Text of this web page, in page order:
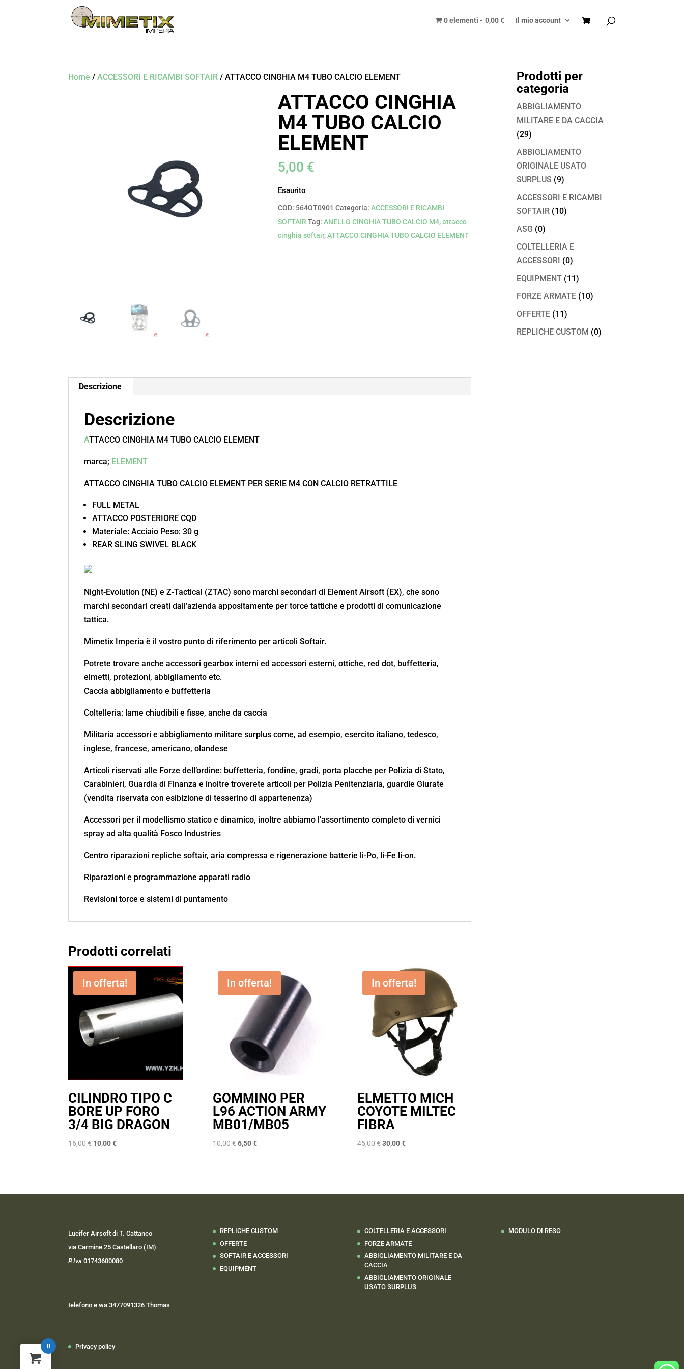
0 elementi 0,00 € Il mio account
Home /ACCESSORI E RICAMBI SOFTAIR / ATTACCO CINGHIA M4 TUBO CALCIO ELEMENT
ATTACCO CINGHIA
M4 TUBO CALCIO
ELEMENT
5,00 €
Esaurito
COD: 564OT0901 Categoria:ACCESSORI E RICAMBI
SOFTAIR Tag:ANELLO CINGHIA TUBO CALCIO M4,attacco
cinghia softair,ATTACCO CINGHIA TUBO CALCIO ELEMENT
Descrizione
Descrizione
ATTACCO CINGHIA M4 TUBO CALCIO ELEMENT
marca; ELEMENT
ATTACCO CINGHIA TUBO CALCIO ELEMENT PER SERIE M4 CON CALCIO RETRATTILE
FULL METAL
ATTACCO POSTERIORE CQD
Materiale: Acciaio Peso: 30 g
REAR SLING SWIVEL BLACK
Night-Evolution (NE) e Z-Tactical (ZTAC) sono marchi secondari di Element Airsoft (EX), che sono
marchi secondari creati dall’azienda appositamente per torce tattiche e prodotti di comunicazione
tattica.
Mimetix Imperia è il vostro punto di riferimento per articoli Softair.
Potrete trovare anche accessori gearbox interni ed accessori esterni, ottiche, red dot, buffetteria,
elmetti, protezioni, abbigliamento etc.
Caccia abbigliamento e buffetteria
Coltelleria: lame chiudibili e fisse, anche da caccia
Militaria accessori e abbigliamento militare surplus come, ad esempio, esercito italiano, tedesco,
inglese, francese, americano, olandese
Articoli riservati alle Forze dell’ordine: buffetteria, fondine, gradi, porta placche per Polizia di Stato,
Carabinieri, Guardia di Finanza e inoltre troverete articoli per Polizia Penitenziaria, guardie Giurate
(vendita riservata con esibizione di tesserino di appartenenza)
Accessori per il modellismo statico e dinamico, inoltre abbiamo l’assortimento completo di vernici
spray ad alta qualità Fosco Industries
Centro riparazioni repliche softair, aria compressa e rigenerazione batterie li-Po, li-Fe li-on.
Riparazioni e programmazione apparati radio
Revisioni torce e sistemi di puntamento
Prodotti correlati
In offerta!
CILINDRO TIPO C
BORE UP FORO
3/4 BIG DRAGON
16,00€ Il
10,00€Il
In offerta!
GOMMINO PER
L96 ACTION ARMY
MB01/MB05
10,00€Il
6,50€Il
In offerta!
ELMETTO MICH
COYOTE MILTEC
FIBRA
45,00€ Il
30,00€Il
Prodotti per
categoria
ABBIGLIAMENTO
MILITARE E DA CACCIA
(29)
ABBIGLIAMENTO
ORIGINALE USATO
SURPLUS (9)
ACCESSORI E RICAMBI
SOFTAIR (10)
ASG (0)
COLTELLERIA E
ACCESSORI (0)
EQUIPMENT (11)
FORZE ARMATE (10)
OFFERTE (11)
REPLICHE CUSTOM (0)
Lucifer Airsoft di T. Cattaneo
via Carmine 25 Castellaro (IM)
P.Iva01743600080
telefono e wa 3477091326 Thomas
Privacy policy
REPLICHE CUSTOM
OFFERTE
SOFTAIR E ACCESSORI
EQUIPMENT
COLTELLERIA E ACCESSORI
FORZE ARMATE
ABBIGLIAMENTO MILITARE E DA
CACCIA
ABBIGLIAMENTO ORIGINALE
USATO SURPLUS
MODULO DI RESO
0